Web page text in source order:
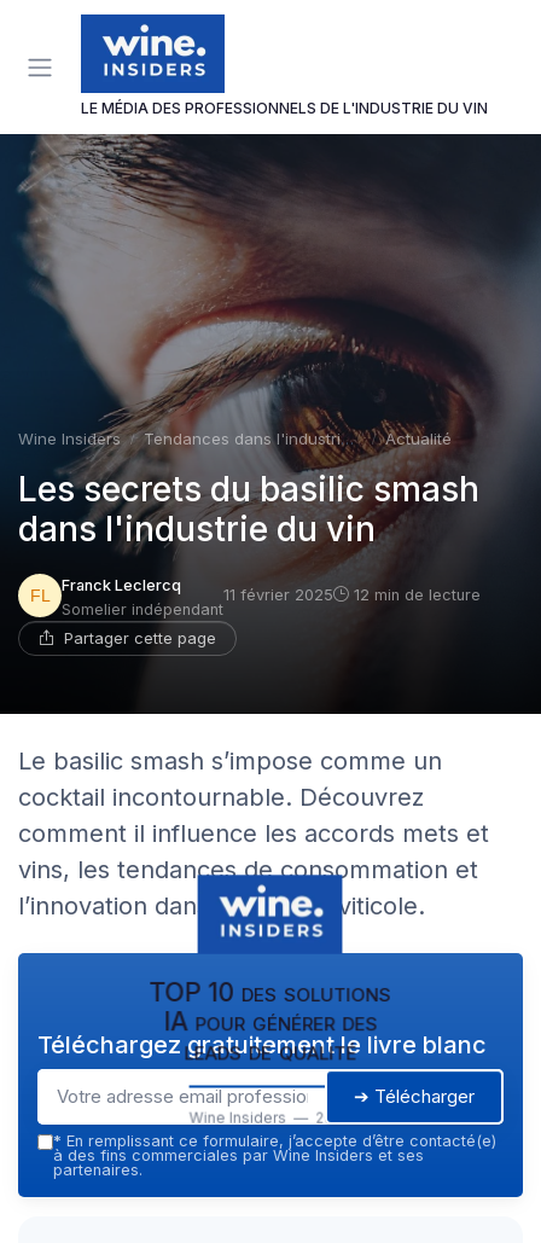
LE MÉDIA DES PROFESSIONNELS DE L'INDUSTRIE DU VIN
Wine Insiders Tendances dans l'industrie du vin Actualité
Les secrets du basilic smash
dans l'industrie du vin
Franck Leclercq
Somelier indépendant
11 février 2025 12 min de lecture
Partager cette page
Le basilic smash s’impose comme un
cocktail incontournable. Découvrez
comment il influence les accords mets et
vins, les tendances de consommation et
l’innovation dans le secteur viticole.
TOP 10 des solutions
IA pour générer des
leads de qualité
Wine Insiders — 2026
Téléchargez gratuitement le livre blanc
➔ Télécharger
* En remplissant ce formulaire, j’accepte d’être contacté(e)
à des fins commerciales par Wine Insiders et ses
partenaires.
Panneau de gestion des cookies